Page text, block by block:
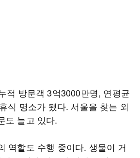
적 방문객 3억3000만명, 연평균
식 명소가 됐다. 서울을 찾는 외
도 늘고 있다.
역할도 수행 중이다. 생물이 거